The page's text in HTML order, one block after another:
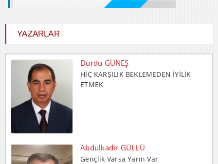
YAZARLAR
Durdu GÜNEŞ
HİÇ KARŞILIK BEKLEMEDEN İYİLİK
ETMEK
Abdulkadir GÜLLÜ
Gençlik Varsa Yarın Var